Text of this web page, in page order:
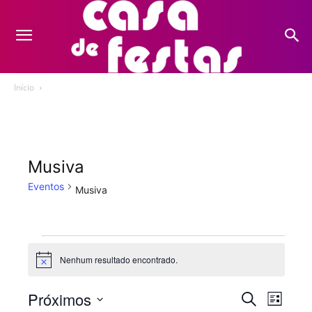
Início
Musiva
Eventos Musiva
Eventos
Notice Nenhum resultado encontrado.
Procurar
Lista
Próximos